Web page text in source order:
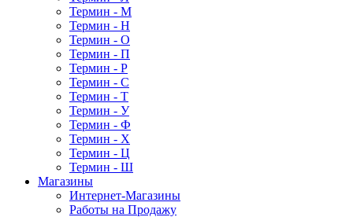
Термин - М
Термин - Н
Термин - О
Термин - П
Термин - Р
Термин - С
Термин - Т
Термин - У
Термин - Ф
Термин - Х
Термин - Ц
Термин - Ш
Магазины
Интернет-Магазины
Работы на Продажу